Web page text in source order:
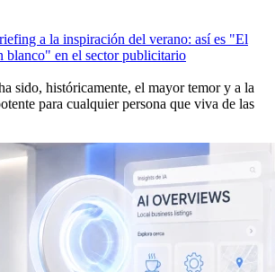
a la inspiración del verano: así es "El
blanco" en el sector publicitario
sido, históricamente, el mayor temor y a la
para cualquier persona que viva de las